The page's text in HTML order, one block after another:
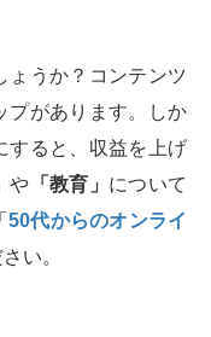
ょうか？コンテンツ
プがあります。しか
すると、収益を上げ
や 「教育」 について
50代からのオンライ
い。